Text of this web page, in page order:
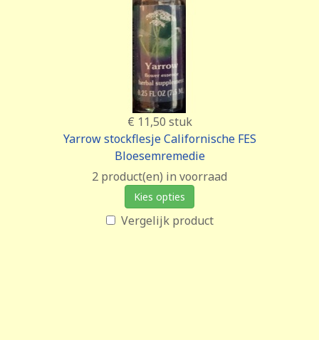
€ 11,50 stuk
Yarrow stockflesje Californische FES
Bloesemremedie
2 product(en) in voorraad
Kies opties
Vergelijk product